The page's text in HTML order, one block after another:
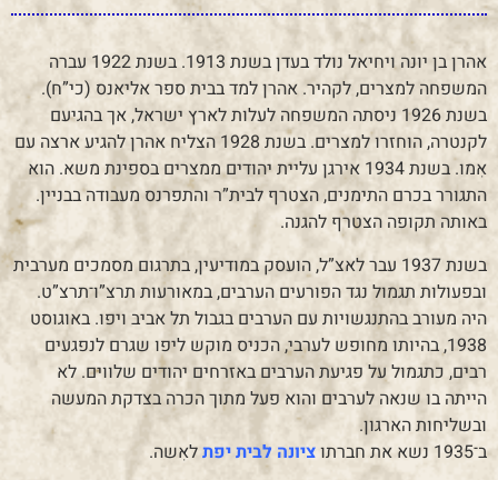
אהרן בן יונה ויחיאל נולד בעדן בשנת 1913. בשנת 1922 עברה
המשפחה למצרים, לקהיר. אהרן למד בבית ספר אליאנס (כי”ח).
בשנת 1926 ניסתה המשפחה לעלות לארץ ישראל, אך בהגיעם
לקנטרה, הוחזרו למצרים. בשנת 1928 הצליח אהרן להגיע ארצה עם
אִמו. בשנת 1934 אירגן עליית יהודים ממצרים בספינת משא. הוא
התגורר בכרם התימנים, הצטרף לבית”ר והתפרנס מעבודה בבניין.
באותה תקופה הצטרף להגנה.
בשנת 1937 עבר לאצ”ל, הועסק במודיעין, בתרגום מסמכים מערבית
ובפעולות תגמול נגד הפורעים הערבים, במאורעות תרצ”ו־תרצ”ט.
היה מעורב בהתנגשויות עם הערבים בגבול תל אביב ויפו. באוגוסט
1938, בהיותו מחופש לערבי, הכניס מוקש ליפו שגרם לנפגעים
רבים, כתגמול על פגיעת הערבים באזרחים יהודים שלווים. לא
הייתה בו שנאה לערבים והוא פעל מתוך הכרה בצדקת המעשה
ובשליחות הארגון.
ב־1935 נשא את חברתו
ציונה לבית יפתלאִשה.